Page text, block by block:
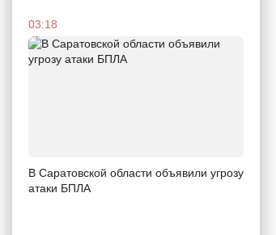
03:18
В Саратовской области объявили угрозу
атаки БПЛА